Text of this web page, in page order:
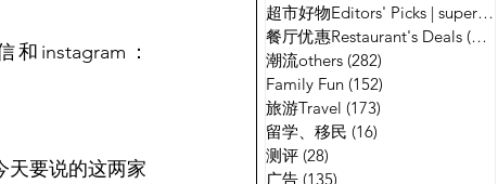
instagram：
天要说的这两家
超市好物Editors' Picks | supermarket
餐厅优惠Restaurant's Deals (134)
潮流others (282)
Family Fun (152)
旅游Travel (173)
留学、移民 (16)
测评 (28)
广告 (135)